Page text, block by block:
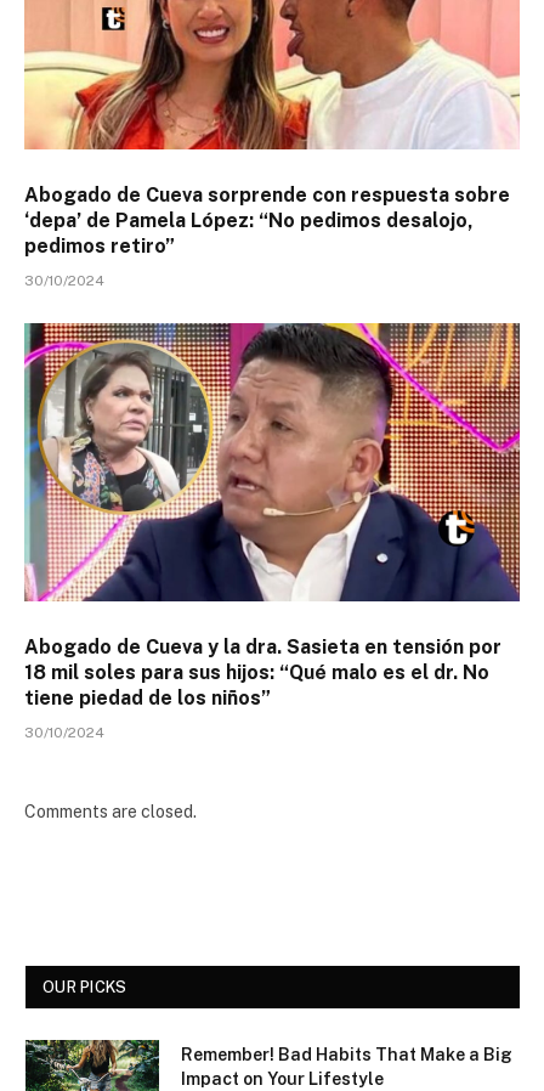
Abogado de Cueva sorprende con respuesta sobre
‘depa’ de Pamela López: “No pedimos desalojo,
pedimos retiro”
30/10/2024
Abogado de Cueva y la dra. Sasieta en tensión por
18 mil soles para sus hijos: “Qué malo es el dr. No
tiene piedad de los niños”
30/10/2024
Comments are closed.
OUR PICKS
Remember! Bad Habits That Make a Big
Impact on Your Lifestyle